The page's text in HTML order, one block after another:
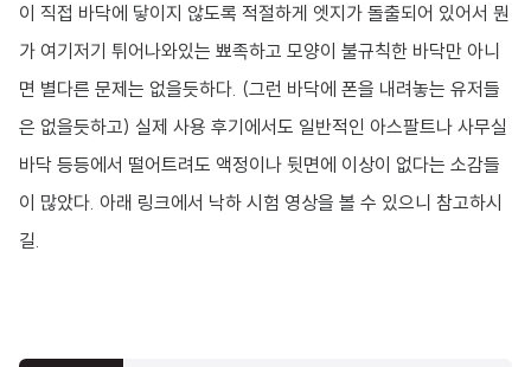
이 직접 바닥에 닿이지 않도록 적절하게 엣지가 돌출되어 있어서 뭔
가 여기저기 튀어나와있는 뾰족하고 모양이 불규칙한 바닥만 아니
면 별다른 문제는 없을듯하다. (그런 바닥에 폰을 내려놓는 유저들
은 없을듯하고) 실제 사용 후기에서도 일반적인 아스팔트나 사무실
바닥 등등에서 떨어트려도 액정이나 뒷면에 이상이 없다는 소감들
이 많았다. 아래 링크에서 낙하 시험 영상을 볼 수 있으니 참고하시
길.